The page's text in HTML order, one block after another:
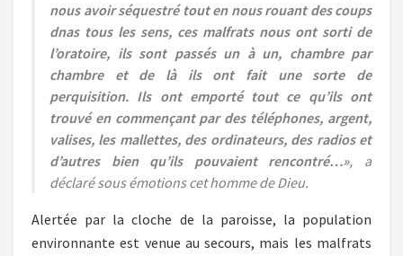
nous avoir séquestré tout en nous rouant des coups
dnas tous les sens, ces malfrats nous ont sorti de
l’oratoire, ils sont passés un à un, chambre par
chambre et de là ils ont fait une sorte de
perquisition. Ils ont emporté tout ce qu’ils ont
trouvé en commençant par des téléphones, argent,
valises, les mallettes, des ordinateurs, des radios et
d’autres bien qu’ils pouvaient rencontré…», a
déclaré sous émotions cet homme de Dieu.
Alertée par la cloche de la paroisse, la population
environnante est venue au secours, mais les malfrats